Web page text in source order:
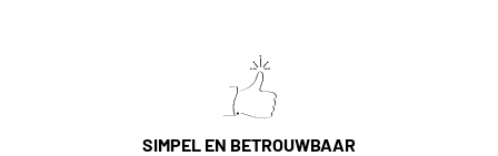
SIMPEL EN BETROUWBAAR